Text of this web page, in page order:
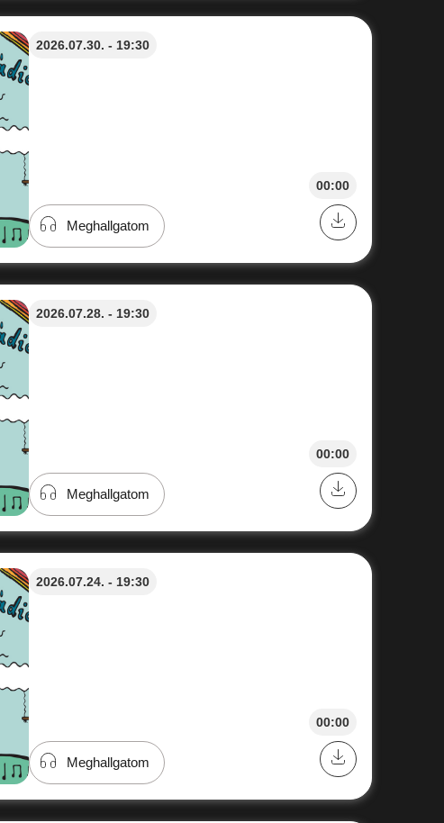
2026.07.30. - 19:30
00:00
Meghallgatom
2026.07.28. - 19:30
00:00
Meghallgatom
2026.07.24. - 19:30
00:00
Meghallgatom